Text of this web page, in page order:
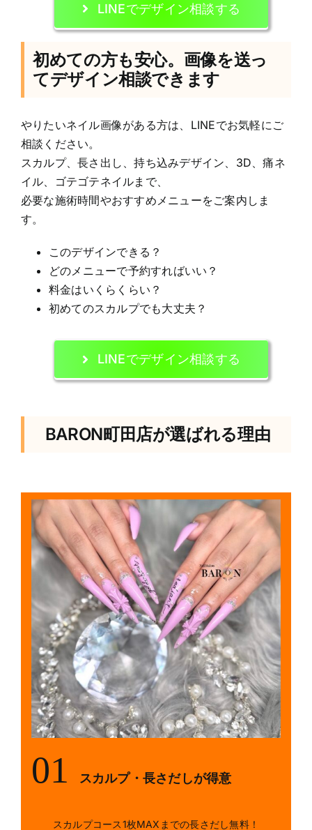
LINEでデザイン相談する
初めての方も安心。画像を送っ
てデザイン相談できます
やりたいネイル画像がある方は、LINEでお気軽にご
相談ください。
スカルプ、長さ出し、持ち込みデザイン、3D、痛ネ
イル、ゴテゴテネイルまで、
必要な施術時間やおすすめメニューをご案内しま
す。
このデザインできる？
どのメニューで予約すればいい？
料金はいくらくらい？
初めてのスカルプでも大丈夫？
LINEでデザイン相談する
BARON町田店が選ばれる理由
01 スカルプ・長さだしが得意
スカルプコース1枚MAXまでの長さだし無料！